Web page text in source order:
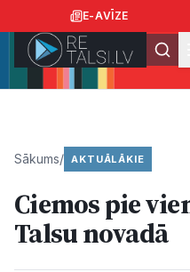
E-AVĪZE
Sākums/ AKTUĀLĀKIE
Ciemos pie
Talsu novadā